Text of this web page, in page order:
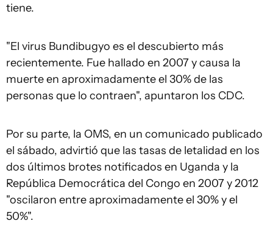
tiene.
"El virus Bundibugyo es el descubierto más
recientemente. Fue hallado en 2007 y causa la
muerte en aproximadamente el 30% de las
personas que lo contraen", apuntaron los CDC.
Por su parte, la OMS, en un comunicado publicado
el sábado, advirtió que las tasas de letalidad en los
dos últimos brotes notificados en Uganda y la
República Democrática del Congo en 2007 y 2012
"oscilaron entre aproximadamente el 30% y el
50%".